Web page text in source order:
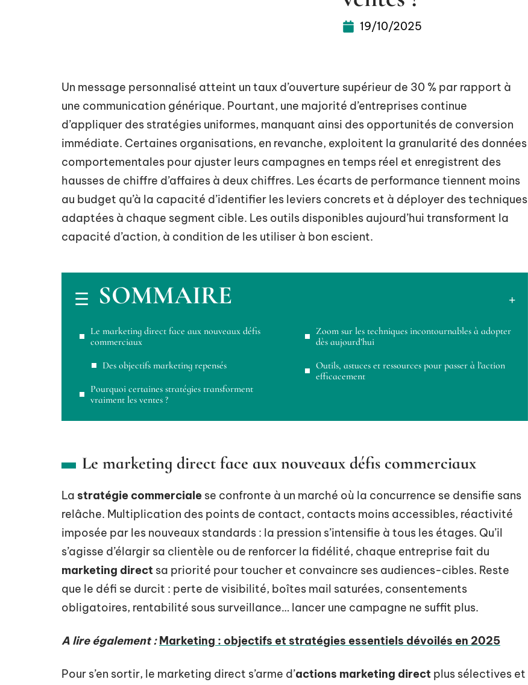
19/10/2025
Un message personnalisé atteint un taux d’ouverture supérieur de 30 % par rapport à
une communication générique. Pourtant, une majorité d’entreprises continue
d’appliquer des stratégies uniformes, manquant ainsi des opportunités de conversion
immédiate. Certaines organisations, en revanche, exploitent la granularité des données
comportementales pour ajuster leurs campagnes en temps réel et enregistrent des
hausses de chiffre d’affaires à deux chiffres. Les écarts de performance tiennent moins
au budget qu’à la capacité d’identifier les leviers concrets et à déployer des techniques
adaptées à chaque segment cible. Les outils disponibles aujourd’hui transforment la
capacité d’action, à condition de les utiliser à bon escient.
SOMMAIRE
Le marketing direct face aux nouveaux défis
commerciaux
Des objectifs marketing repensés
Pourquoi certaines stratégies transforment
vraiment les ventes ?
Zoom sur les techniques incontournables à adopter
dès aujourd’hui
Outils, astuces et ressources pour passer à l’action
efficacement
Le marketing direct face aux nouveaux défis commerciaux
La stratégie commerciale se confronte à un marché où la concurrence se densifie sans
relâche. Multiplication des points de contact, contacts moins accessibles, réactivité
imposée par les nouveaux standards : la pression s’intensifie à tous les étages. Qu’il
s’agisse d’élargir sa clientèle ou de renforcer la fidélité, chaque entreprise fait du
marketing direct sa priorité pour toucher et convaincre ses audiences-cibles. Reste
que le défi se durcit : perte de visibilité, boîtes mail saturées, consentements
obligatoires, rentabilité sous surveillance… lancer une campagne ne suffit plus.
A lire également : Marketing : objectifs et stratégies essentiels dévoilés en 2025
Pour s’en sortir, le marketing direct s’arme d’actions marketing direct plus sélectives et